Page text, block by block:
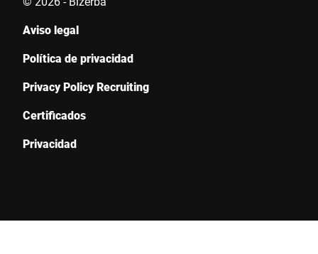
Aviso legal
Política de privacidad
Privacy Policy Recruiting
Certificados
Privacidad